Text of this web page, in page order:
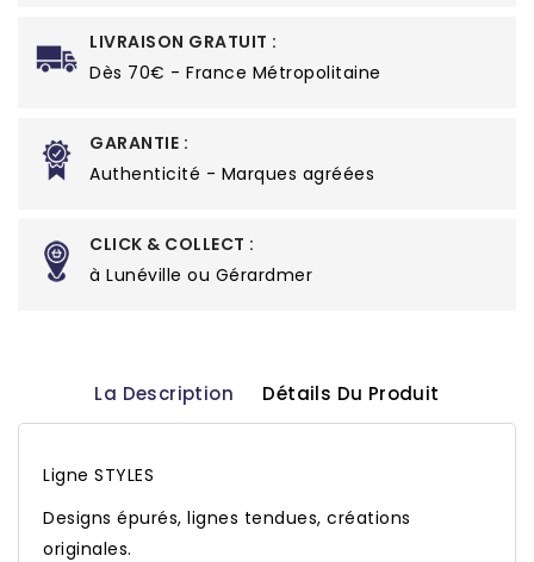
LIVRAISON GRATUIT :
Dès 70€ - France Métropolitaine
GARANTIE :
Authenticité - Marques agréées
CLICK & COLLECT :
à Lunéville ou Gérardmer
La Description Détails Du Produit
Ligne STYLES
Designs épurés, lignes tendues, créations
originales.